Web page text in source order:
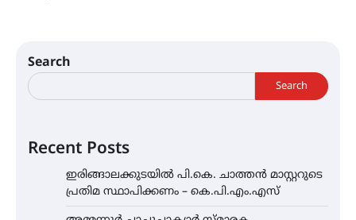
Search
Search
Recent Posts
ഇരിങ്ങാലക്കുടയിൽ പി.കെ. ചാത്തൻ മാസ്റ്ററുടെ
പ്രതിമ സ്ഥാപിക്കണം – കെ.പി.എം.എസ്